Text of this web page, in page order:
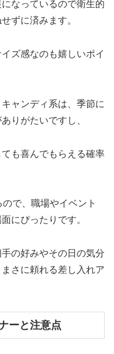
なっているので衛生的
ずに済みます。
ズ感なのも嬉しいポイ
ャンディ系は、季節に
りがたいですし、
も喜んでもらえる確率
で、職場やイベント
にぴったりです。
の好みやその日の気分
さに頼れる差し入れア
ーと注意点